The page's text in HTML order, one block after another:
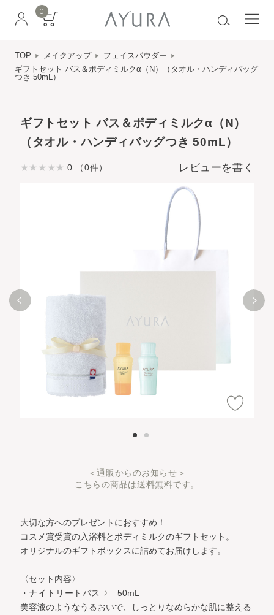
0
TOP メイクアップ
フェイスパウダー
ギフトセット バス＆ボディミルクα（N）（タオル・ハンディバッグ
つき 50mL）
ギフトセット バス＆ボディミルクα（N）
（タオル・ハンディバッグつき 50mL）
0 （0件） レビューを書く
＜通販からのお知らせ＞
こちらの商品は送料無料です。
大切な方へのプレゼントにおすすめ！
コスメ賞受賞の入浴料とボディミルクのギフトセット。
オリジナルのギフトボックスに詰めてお届けします。
〈セット内容〉
・ナイトリートバス
50mL
美容液のようなうるおいで、しっとりなめらかな肌に整える